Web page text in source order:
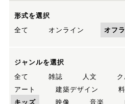
形式を選択
全て
オンライン オフ
ジャンルを選択
全て
雑誌 人文
アート
建築デザイン
キッズ
映像 音楽